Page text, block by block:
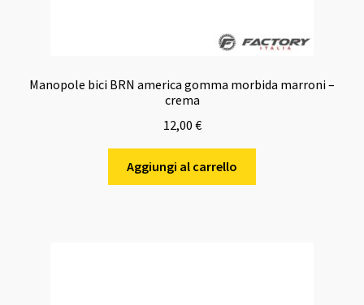
Manopole bici BRN america gomma morbida marroni –
crema
12,00 €
Aggiungi al carrello